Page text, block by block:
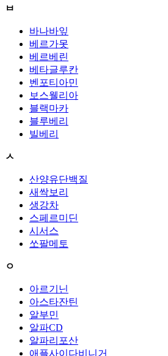
ㅂ
바나바잎
베르가못
베르베린
베타글루칸
벤포티아민
보스웰리아
블랙마카
블루베리
빌베리
ㅅ
산양유단백질
새싹보리
생강차
스페르미딘
시서스
쏘팔메토
ㅇ
아르기닌
아스타잔틴
알부민
알파CD
알파리포산
애플사이다비니거